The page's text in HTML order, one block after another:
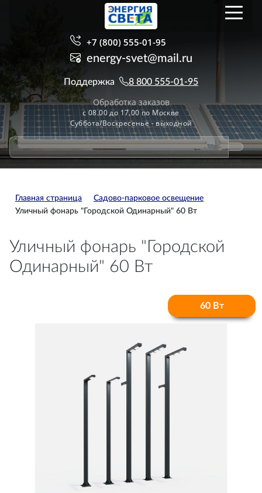
+7 (800) 555-01-95
energy-svet@mail.ru
Поддержка 8 800 555-01-95
Обработка заказов
с 08.00 до 17.00 по Москве
Суббота/Воскресенье - выходной
Главная страница
Садово-парковое освещение
Уличный фонарь "Городской Одинарный" 60 Вт
Уличный фонарь "Городской
Одинарный" 60 Вт
60 Вт